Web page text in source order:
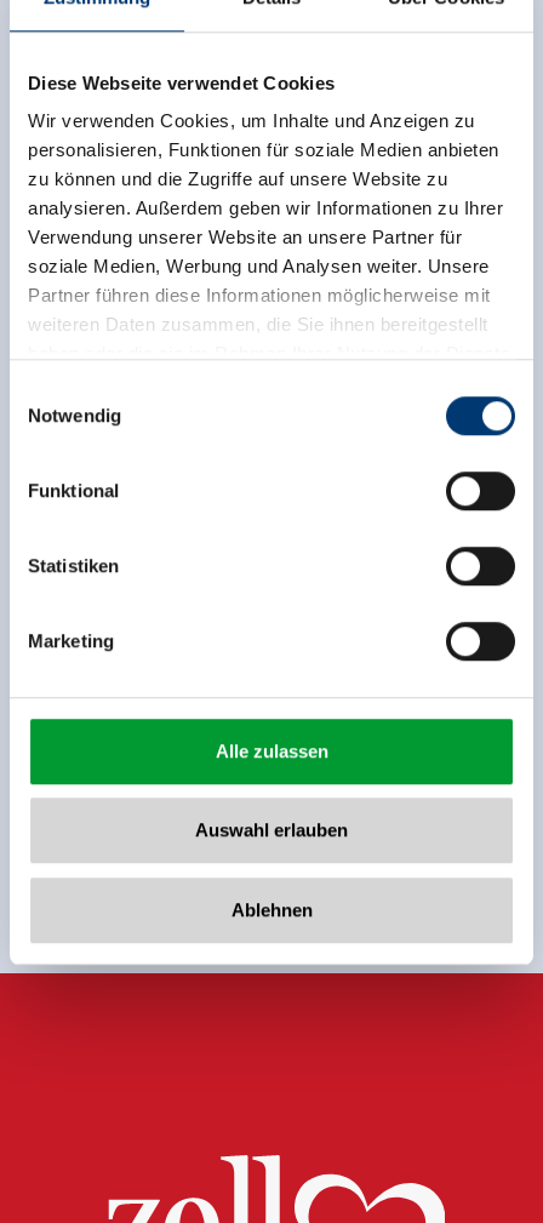
Diese Webseite verwendet Cookies
Wir verwenden Cookies, um Inhalte und Anzeigen zu
personalisieren, Funktionen für soziale Medien anbieten
zu können und die Zugriffe auf unsere Website zu
analysieren. Außerdem geben wir Informationen zu Ihrer
Verwendung unserer Website an unsere Partner für
soziale Medien, Werbung und Analysen weiter. Unsere
Partner führen diese Informationen möglicherweise mit
weiteren Daten zusammen, die Sie ihnen bereitgestellt
Rohr 23// A-6280 Zell am Ziller
www.zillertalarena.com
Notwendig
Funktional
Statistiken
Marketing
Alle zulassen
Auswahl erlauben
Ablehnen
Jetzt für den newsletter
anmelden!
Anmelden